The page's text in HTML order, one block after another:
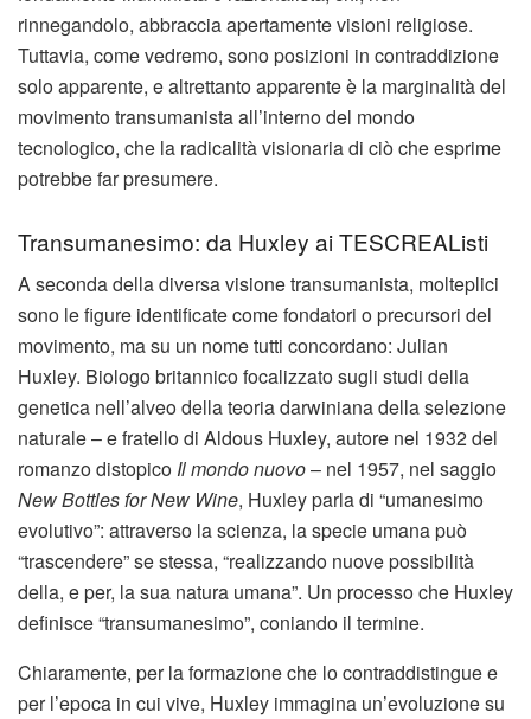
rinnegandolo, abbraccia apertamente visioni religiose.
Tuttavia, come vedremo, sono posizioni in contraddizione
solo apparente, e altrettanto apparente è la marginalità del
movimento transumanista all’interno del mondo
tecnologico, che la radicalità visionaria di ciò che esprime
potrebbe far presumere.
Transumanesimo: da Huxley ai TESCREAListi
A seconda della diversa visione transumanista, molteplici
sono le figure identificate come fondatori o precursori del
movimento, ma su un nome tutti concordano: Julian
Huxley. Biologo britannico focalizzato sugli studi della
genetica nell’alveo della teoria darwiniana della selezione
naturale – e fratello di Aldous Huxley, autore nel 1932 del
romanzo distopico Il mondo nuovo– nel 1957, nel saggio
New Bottles for New Wine, Huxley parla di “umanesimo
evolutivo”: attraverso la scienza, la specie umana può
“trascendere” se stessa, “realizzando nuove possibilità
della, e per, la sua natura umana”. Un processo che Huxley
definisce “transumanesimo”, coniando il termine.
Chiaramente, per la formazione che lo contraddistingue e
per l’epoca in cui vive, Huxley immagina un’evoluzione su